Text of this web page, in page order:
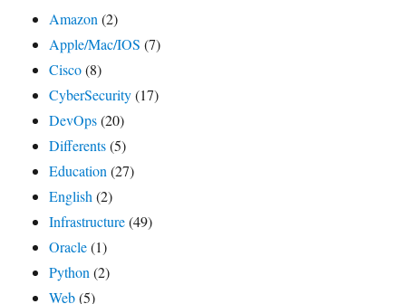
Amazon (2)
Apple/Mac/IOS (7)
Cisco(8)
CyberSecurity(17)
DevOps(20)
Differents(5)
Education (27)
English (2)
Infrastructure(49)
Oracle(1)
Python (2)
Web(5)